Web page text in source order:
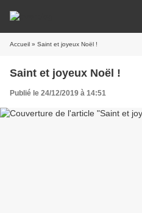
Accueil » Saint et joyeux Noël !
Saint et joyeux Noël !
Publié le 24/12/2019 à 14:51